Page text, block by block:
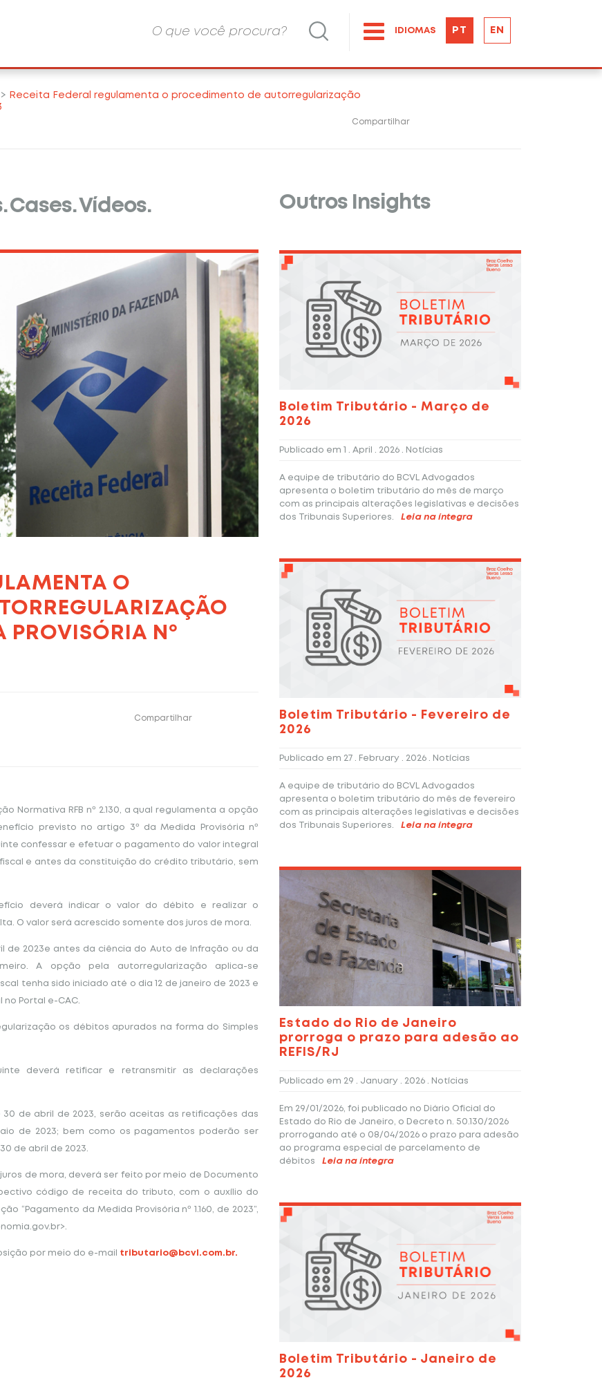
IDIOMAS PT EN
>
Receita Federal regulamenta o procedimento de autorregularização
Compartilhar
Cases.Vídeos.
O
PROVISÓRIA Nº
Compartilhar
Normativa RFB nº 2.130, a qual regulamenta a opção
previsto no artigo 3º da Medida Provisória nº
confessar e efetuar o pagamento do valor integral
e antes da constituição do crédito tributário, sem
deverá indicar o valor do débito e realizar o
O valor será acrescido somente dos juros de mora.
2023e antes da ciência do Auto de Infração ou da
A opção pela autorregularização aplica-se
tenha sido iniciado até o dia 12 de janeiro de 2023 e
Portal e-CAC.
os débitos apurados na forma do Simples
deverá retificar e retransmitir as declarações
de abril de 2023, serão aceitas as retificações das
de 2023; bem como os pagamentos poderão ser
de abril de 2023.
de mora, deverá ser feito por meio de Documento
código de receita do tributo, com o auxílio do
“Pagamento da Medida Provisória nº 1.160, de 2023”,
por meio do e-mail tributario@bcvl.com.br.
Outros Insights
Boletim Tributário - Março de
2026
Publicado em 1 . April . 2026 . Notícias
A equipe de tributário do BCVL Advogados
apresenta o boletim tributário do mês de março
com as principais alterações legislativas e decisões
dos Tribunais Superiores.
Leia na íntegra
Boletim Tributário - Fevereiro de
2026
Publicado em 27 . February . 2026 . Notícias
A equipe de tributário do BCVL Advogados
apresenta o boletim tributário do mês de fevereiro
com as principais alterações legislativas e decisões
dos Tribunais Superiores.
Leia na íntegra
Estado do Rio de Janeiro
prorroga o prazo para adesão ao
REFIS/RJ
Publicado em 29 . January . 2026 . Notícias
Em 29/01/2026, foi publicado no Diário Oficial do
Estado do Rio de Janeiro, o Decreto n. 50.130/2026
prorrogando até o 08/04/2026 o prazo para adesão
ao programa especial de parcelamento de
débitos
Leia na íntegra
Boletim Tributário - Janeiro de
2026